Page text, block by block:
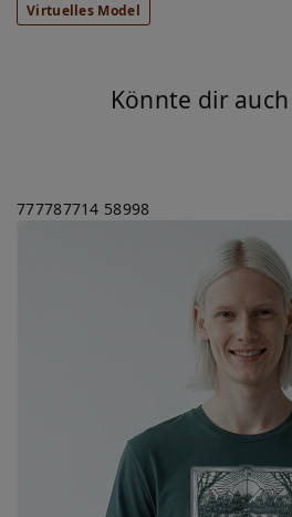
Virtuelles Model
Könnte dir
777787714 58998